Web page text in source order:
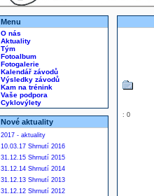
Menu
O nás
Aktuality
Tým
Fotoalbum
Fotogalerie
Kalendář závodů
Výsledky závodů
Kam na trénink
Vaše podpora
Cyklovýlety
Nové aktuality
2017 - aktuality
10.03.17 Shrnutí 2016
31.12.15 Shrnutí 2015
31.12.14 Shrnutí 2014
31.12.13 Shrnutí 2013
31.12.12 Shrnutí 2012
: 0